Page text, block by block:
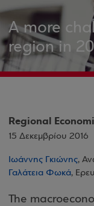
A more
region in
Regional
15 Δεκεμβρίου 2016
Ιωάννης Γκιώνης,
Γαλάτεια Φωκά,
The